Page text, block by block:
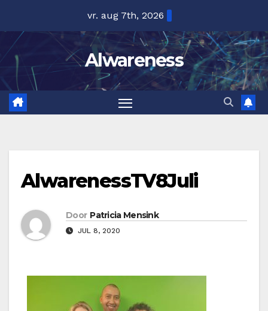
inhoud
vr. aug 7th, 2026
Alwareness
AlwarenessTV8Juli
Door Patricia Mensink
JUL 8, 2020